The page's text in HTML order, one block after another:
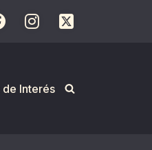
de Interés